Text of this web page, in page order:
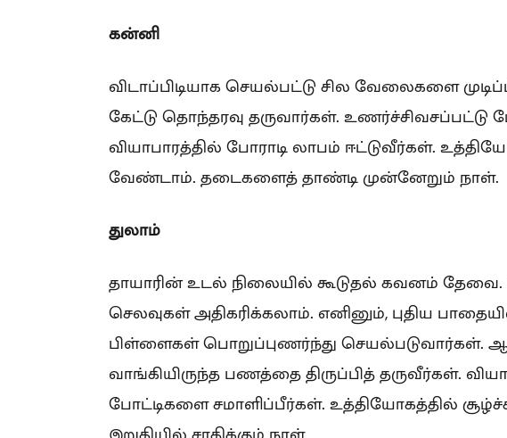
கன்னி
விடாப்பிடியாக செயல்பட்டு சில வேலைகளை
கேட்டு தொந்தரவு தருவார்கள்.
வியாபாரத்தில் போராடி லாபம் ஈட்டுவீர்கள்.
வேண்டாம். தடைகளைத் தாண்டி முன்னேறும் நாள்.
துலாம்
தாயாரின் உடல் நிலையில் கூடுதல் கவனம் தேவை.
செலவுகள் அதிகரிக்கலாம். எனினும், புதிய
பிள்ளைகள் பொறுப்புணர்ந்து செயல்படுவார்கள்.
வாங்கியிருந்த பணத்தை திருப்பித் தருவீர்கள்.
போட்டிகளை சமாளிப்பீர்கள். உத்தியோகத்தில்